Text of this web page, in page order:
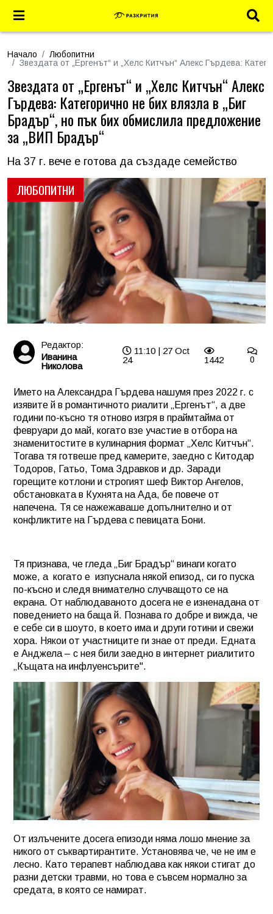
Начало
Любопитни
Звездата от „Ергенът“ и „Хелс Китчън“ Алекс Гърдева:
ЛЮБОПИТНИ
Звездата от „Ергенът“ и „Хелс Китчън“ Алекс
Гърдева: Категорично не бих влязла в „Биг
Брадър“, но пък бих обмислила предложение
за „ВИП Брадър“
На 37 г. вече е готова да създаде семейство
Редактор:
Иванина
Николова
11:10 | 27 Oct
24
1442 0
Името на Александра Гърдева нашумя през 2022 г. с
изявите й в романтичното риалити „Ергенът“, а две
години по-късно тя отново изгря в праймтайма от
февруари до май, когато взе участие в отбора на
знаменитостите в кулинарния формат „Хелс Китчън“.
Тогава тя готвеше пред камерите, заедно с Китодар
Тодоров, Гатьо, Тома Здравков и др. Заради
горещите котлони и строгият шеф Виктор Ангелов,
обстановката в Кухнята на Ада, бе повече от
напечена. Тя се нажежаваше допълнително и от
конфликтите на Гърдева с певицата Бони.
Тя признава, че гледа „Биг Брадър“ винаги когато
може, а когато е изпуснала някой епизод, си го пуска
по-късно и следя внимателно случващото се на
екрана. От наблюдаваното досега не е изненадана от
поведението на баща й. Познава го добре и вижда, че
е себе си в шоуто, в което има и други готини и свежи
хора. Някои от участниците ги знае от преди. Едната
е Анджела – с нея били заедно в интернет риалитито
„Къщата на инфлуенсърите".
От излъчените досега епизоди няма лошо мнение за
никого от съквартирантите. Установява че, че не им е
лесно. Като терапевт наблюдава как някои стигат до
разни детски травми, но това е съвсем нормално за
средата, в която се намират.